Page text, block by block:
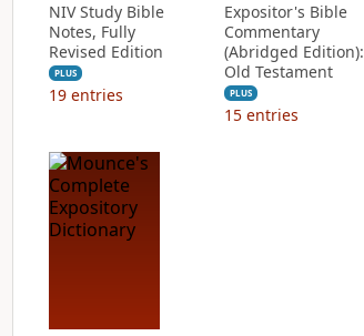
NIV Study Bible
Notes, Fully
Revised Edition
PLUS
19 entries
Expositor's Bible
Commentary
(Abridged Edition):
Old Testament
PLUS
15 entries